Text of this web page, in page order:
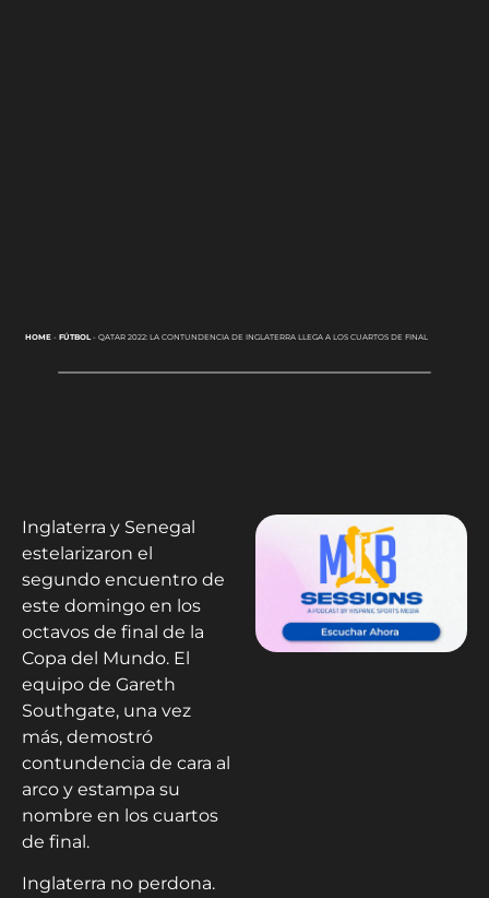
HOME- FÚTBOL- QATAR 2022: LA CONTUNDENCIA DE INGLATERRA LLEGA A LOS CUARTOS DE FINAL
Inglaterra y Senegal
estelarizaron el
segundo encuentro de
este domingo en los
octavos de final de la
Copa del Mundo. El
equipo de Gareth
Southgate, una vez
más, demostró
contundencia de cara al
arco y estampa su
nombre en los cuartos
de final.
Inglaterra no perdona.